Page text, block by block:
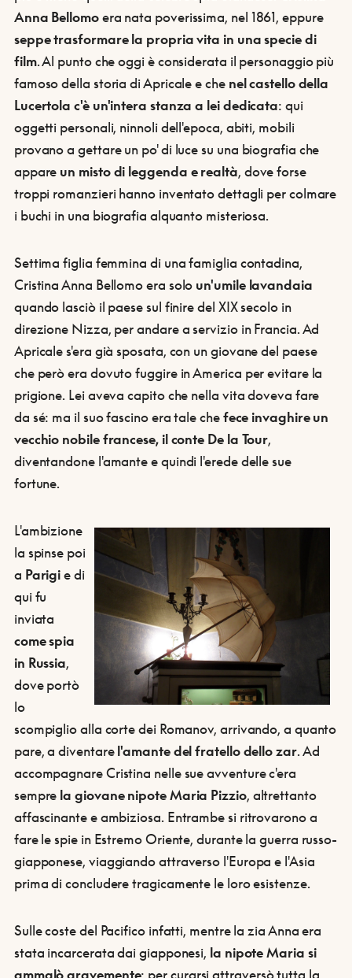
Anna Bellomoera nata poverissima, nel 1861, eppure
seppe trasformare la propria vita in una specie di
film. Al punto che oggi è considerata il personaggio più
famoso della storia di Apricale e che nel castello della
Lucertola c'è un'intera stanza a lei dedicata: qui
oggetti personali, ninnoli dell'epoca, abiti, mobili
provano a gettare un po' di luce su una biografia che
appare un misto di leggenda e realtà, dove forse
troppi romanzieri hanno inventato dettagli per colmare
i buchi in una biografia alquanto misteriosa.
Settima figlia femmina di una famiglia contadina,
Cristina Anna Bellomo era solo un'umile lavandaia
quando lasciò il paese sul finire del XIX secolo in
direzione Nizza, per andare a servizio in Francia. Ad
Apricale s'era già sposata, con un giovane del paese
che però era dovuto fuggire in America per evitare la
prigione. Lei aveva capito che nella vita doveva fare
da sé: ma il suo fascino era tale chefece invaghire un
vecchio nobile francese, il conte De la Tour,
diventandone l'amante e quindi l'erede delle sue
fortune.
L'ambizione
la spinse poi
a Parigie di
qui fu
inviata
come spia
in Russia,
dove portò
lo
scompiglio alla corte dei Romanov, arrivando, a quanto
pare, a diventarel'amante del fratello dello zar. Ad
accompagnare Cristina nelle sue avventure c'era
sempre la giovane nipote Maria Pizzio, altrettanto
affascinante e ambiziosa. Entrambe si ritrovarono a
fare le spie in Estremo Oriente, durante la guerra russo-
giapponese, viaggiando attraverso l'Europa e l'Asia
prima di concludere tragicamente le loro esistenze.
Sulle coste del Pacifico infatti, mentre la zia Anna era
stata incarcerata dai giapponesi, la nipote Maria si
ammalò gravemente: per curarsi attraversò tutta la